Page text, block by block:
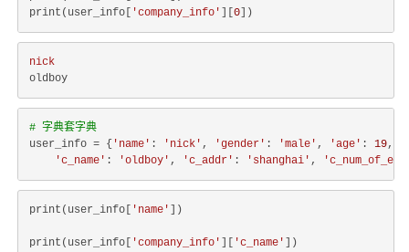
print(user_info[
'company_info' 0
nick
# 字典套字典
user_info = { 'name' : 'nick' , 'gender' : 'male' , 'age' : 19,
'c_name' : 'oldboy' , 'c_addr' : 'shanghai' ,
print(user_info[ 'name' ])
print(user_info[ 'company_info' 'c_name' ])